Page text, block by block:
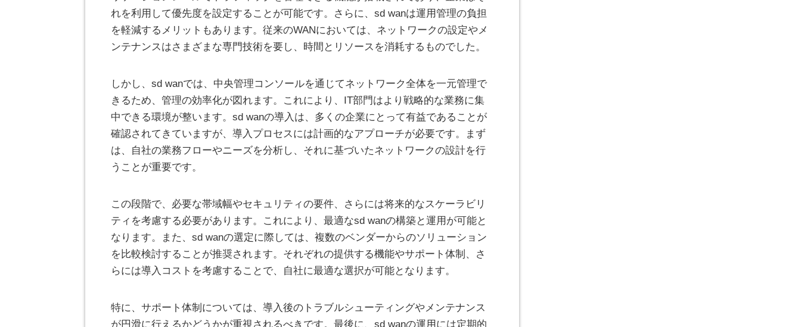
れを利用して優先度を設定することが可能です。さらに、sd wanは運用管理の負担
を軽減するメリットもあります。従来のWANにおいては、ネットワークの設定やメ
ンテナンスはさまざまな専門技術を要し、時間とリソースを消耗するものでした。
しかし、sd wanでは、中央管理コンソールを通じてネットワーク全体を一元管理で
きるため、管理の効率化が図れます。これにより、IT部門はより戦略的な業務に集
中できる環境が整います。sd wanの導入は、多くの企業にとって有益であることが
確認されてきていますが、導入プロセスには計画的なアプローチが必要です。まず
は、自社の業務フローやニーズを分析し、それに基づいたネットワークの設計を行
うことが重要です。
この段階で、必要な帯域幅やセキュリティの要件、さらには将来的なスケーラビリ
ティを考慮する必要があります。これにより、最適なsd wanの構築と運用が可能と
なります。また、sd wanの選定に際しては、複数のベンダーからのソリューション
を比較検討することが推奨されます。それぞれの提供する機能やサポート体制、さ
らには導入コストを考慮することで、自社に最適な選択が可能となります。
特に、サポート体制については、導入後のトラブルシューティングやメンテナンス
が円滑に行えるかどうかが重視されるべきです。最後に、sd wanの運用には定期的